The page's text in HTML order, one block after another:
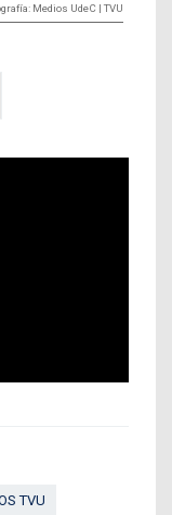
Medios UdeC | TVU
TVU